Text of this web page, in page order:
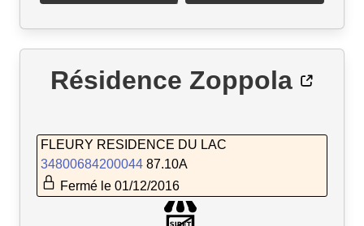
Résidence Zoppola
FLEURY RESIDENCE DU LAC
34800684200044 87.10A
Fermé le 01/12/2016